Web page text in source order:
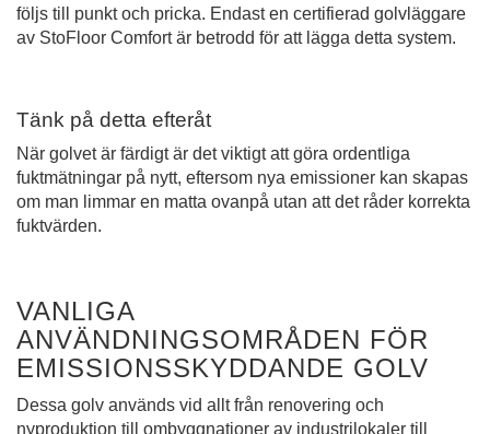
följs till punkt och pricka. Endast en certifierad golvläggare
av StoFloor Comfort är betrodd för att lägga detta system.
Tänk på detta efteråt
När golvet är färdigt är det viktigt att göra ordentliga
fuktmätningar på nytt, eftersom nya emissioner kan skapas
om man limmar en matta ovanpå utan att det råder korrekta
fuktvärden.
VANLIGA
ANVÄNDNINGSOMRÅDEN FÖR
EMISSIONSSKYDDANDE GOLV
Dessa golv används vid allt från renovering och
nyproduktion till ombyggnationer av industrilokaler till